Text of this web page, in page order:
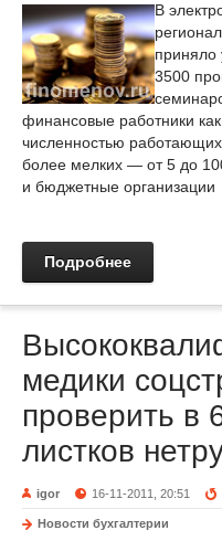
В
приняло
3500
финансовые работники
численностью
более мелких — от 5 до
и бюджетные организации
Подробнее
медики
проверить в
листков
igor 16-11-2011, 20:51
Новости бухгалтерии